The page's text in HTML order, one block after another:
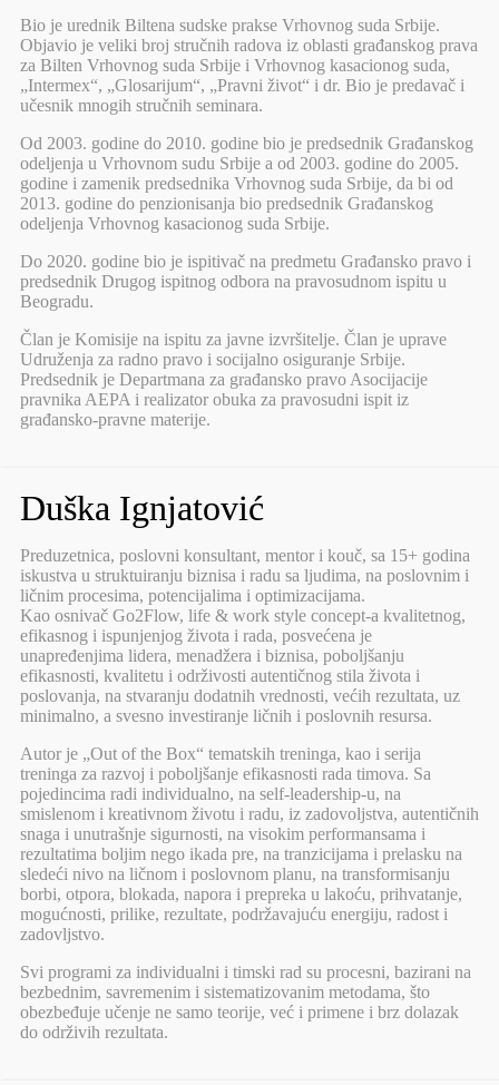
Bio je urednik Biltena sudske prakse Vrhovnog suda Srbije.
Objavio je veliki broj stručnih radova iz oblasti građanskog prava
za Bilten Vrhovnog suda Srbije i Vrhovnog kasacionog suda,
„Intermex“, „Glosarijum“, „Pravni život“ i dr. Bio je predavač i
učesnik mnogih stručnih seminara.
Od 2003. godine do 2010. godine bio je predsednik Građanskog
odeljenja u Vrhovnom sudu Srbije a od 2003. godine do 2005.
godine i zamenik predsednika Vrhovnog suda Srbije, da bi od
2013. godine do penzionisanja bio predsednik Građanskog
odeljenja Vrhovnog kasacionog suda Srbije.
Do 2020. godine bio je ispitivač na predmetu Građansko pravo i
predsednik Drugog ispitnog odbora na pravosudnom ispitu u
Beogradu.
Član je Komisije na ispitu za javne izvršitelje. Član je uprave
Udruženja za radno pravo i socijalno osiguranje Srbije.
Predsednik je Departmana za građansko pravo Asocijacije
pravnika AEPA i realizator obuka za pravosudni ispit iz
građansko-pravne materije.
Duška Ignjatović
Preduzetnica, poslovni konsultant, mentor i kouč, sa 15+ godina
iskustva u struktuiranju biznisa i radu sa ljudima, na poslovnim i
ličnim procesima, potencijalima i optimizacijama.
Kao osnivač Go2Flow, life & work style concept-a kvalitetnog,
efikasnog i ispunjenjog života i rada, posvećena je
unapređenjima lidera, menadžera i biznisa, poboljšanju
efikasnosti, kvalitetu i održivosti autentičnog stila života i
poslovanja, na stvaranju dodatnih vrednosti, većih rezultata, uz
minimalno, a svesno investiranje ličnih i poslovnih resursa.
Autor je „Out of the Box“ tematskih treninga, kao i serija
treninga za razvoj i poboljšanje efikasnosti rada timova. Sa
pojedincima radi individualno, na self-leadership-u, na
smislenom i kreativnom životu i radu, iz zadovoljstva, autentičnih
snaga i unutrašnje sigurnosti, na visokim performansama i
rezultatima boljim nego ikada pre, na tranzicijama i prelasku na
sledeći nivo na ličnom i poslovnom planu, na transformisanju
borbi, otpora, blokada, napora i prepreka u lakoću, prihvatanje,
mogućnosti, prilike, rezultate, podržavajuću energiju, radost i
zadovljstvo.
Svi programi za individualni i timski rad su procesni, bazirani na
bezbednim, savremenim i sistematizovanim metodama, što
obezbeđuje učenje ne samo teorije, već i primene i brz dolazak
do održivih rezultata.